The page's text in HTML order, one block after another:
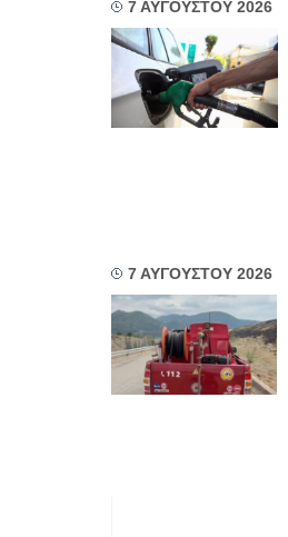
7 ΑΥΓΟΥΣΤΟΥ 2026
7 ΑΥΓΟΥΣΤΟΥ 2026